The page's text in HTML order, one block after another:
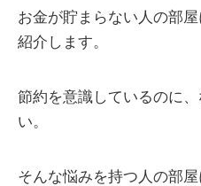
お金が貯まらない人の部
紹介します。
節約を意識しているのに
い。
そんな悩みを持つ人の部